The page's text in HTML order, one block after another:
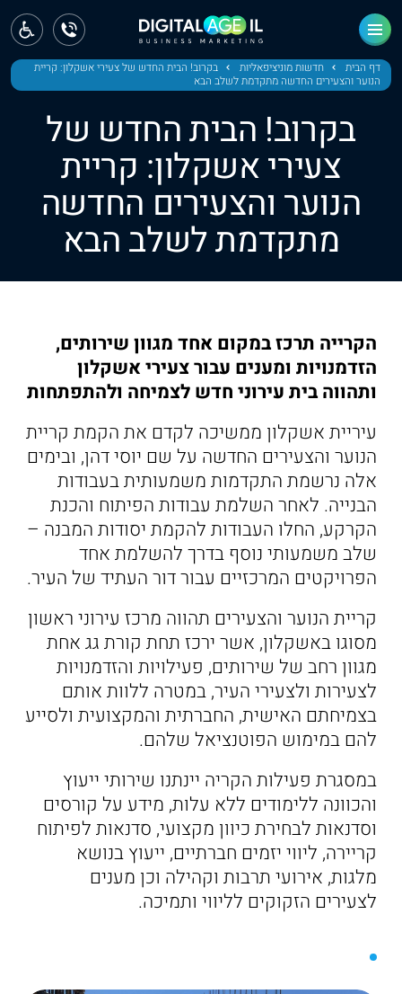
דף הבית חדשות מוניציפאליות
בקרוב! הבית החדש של צעירי אשקלון: קריית
הנוער והצעירים החדשה מתקדמת לשלב הבא
בקרוב! הבית החדש של
צעירי אשקלון: קריית
הנוער והצעירים החדשה
מתקדמת לשלב הבא
הקרייה תרכז במקום אחד מגוון שירותים,
הזדמנויות ומענים עבור צעירי אשקלון
ותהווה בית עירוני חדש לצמיחה ולהתפתחות
עיריית אשקלון ממשיכה לקדם את הקמת קריית
הנוער והצעירים החדשה על שם יוסי דהן, ובימים
אלה נרשמת התקדמות משמעותית בעבודות
הבנייה. לאחר השלמת עבודות הפיתוח והכנת
הקרקע, החלו העבודות להקמת יסודות המבנה –
שלב משמעותי נוסף בדרך להשלמת אחד
הפרויקטים המרכזיים עבור דור העתיד של העיר.
קריית הנוער והצעירים תהווה מרכז עירוני ראשון
מסוגו באשקלון, אשר ירכז תחת קורת גג אחת
מגוון רחב של שירותים, פעילויות והזדמנויות
לצעירות ולצעירי העיר, במטרה ללוות אותם
בצמיחתם האישית, החברתית והמקצועית ולסייע
להם במימוש הפוטנציאל שלהם.
במסגרת פעילות הקריה יינתנו שירותי ייעוץ
והכוונה ללימודים ללא עלות, מידע על קורסים
וסדנאות לבחירת כיוון מקצועי, סדנאות לפיתוח
קריירה, ליווי יזמים חברתיים, ייעוץ בנושא
מלגות, אירועי תרבות וקהילה וכן מענים
לצעירים הזקוקים לליווי ותמיכה.
ראשי
חדשות
מחוז חיפה
מחוז מרכז
מחוז דרום